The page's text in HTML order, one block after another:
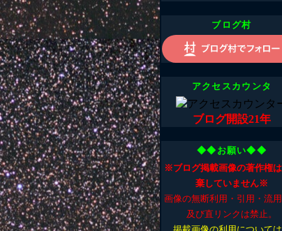
ブログ村
アクセスカウンタ
ブログ開設21年
◆◆お願い◆◆
※ブログ掲載画像の著作権
棄していません※
画像の無断利用・引用・流用
及び直リンクは禁止。